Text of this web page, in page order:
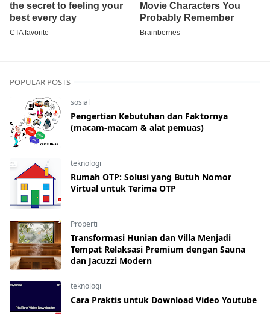
POPULAR POSTS
sosial
Pengertian Kebutuhan dan Faktornya
(macam-macam & alat pemuas)
teknologi
Rumah OTP: Solusi yang Butuh Nomor
Virtual untuk Terima OTP
Properti
Transformasi Hunian dan Villa Menjadi
Tempat Relaksasi Premium dengan Sauna
dan Jacuzzi Modern
teknologi
Cara Praktis untuk Download Video Youtube